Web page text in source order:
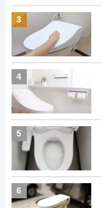
3
4
5
6